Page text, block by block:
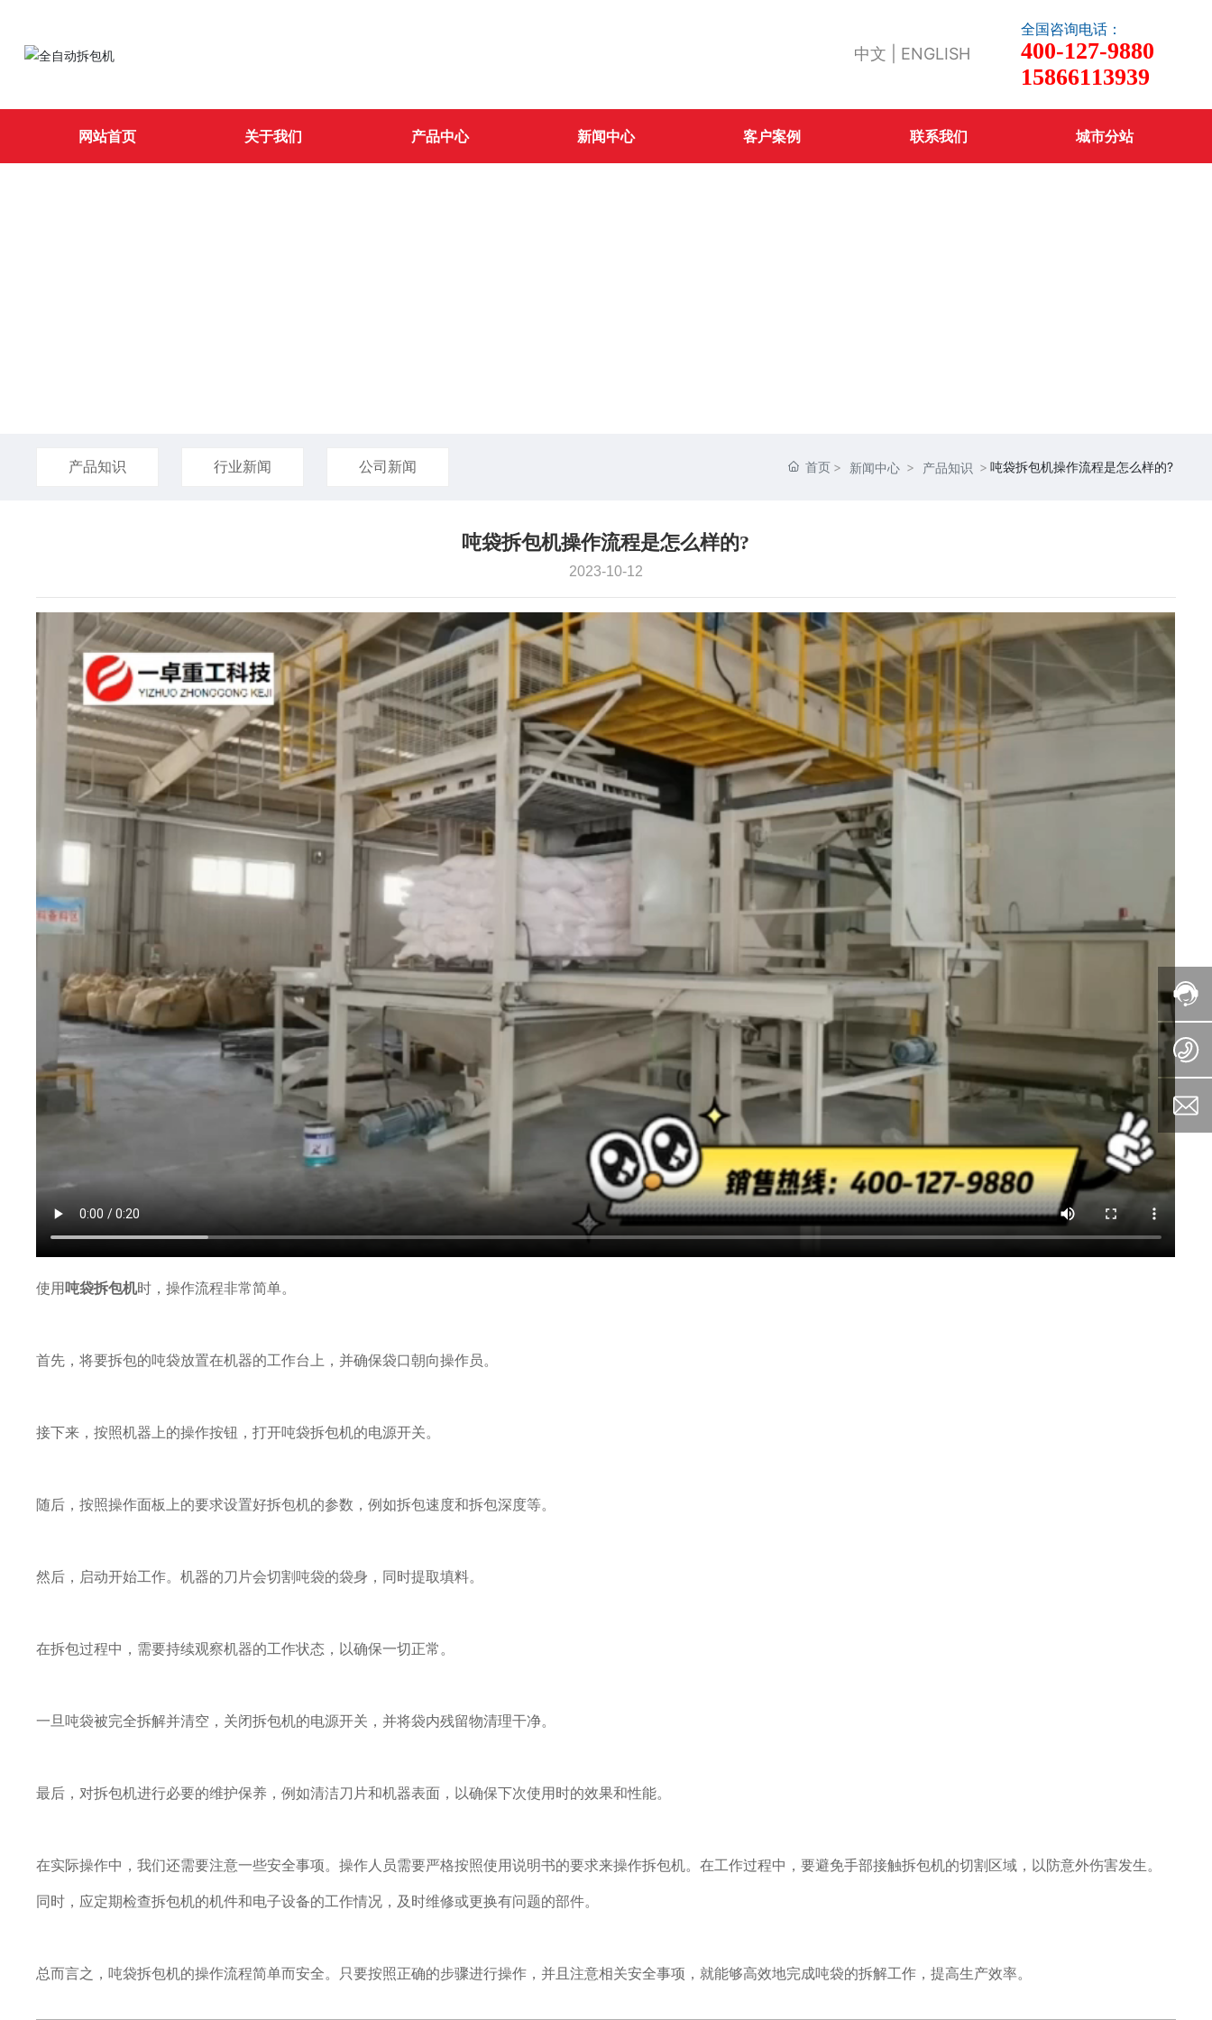
中文 ENGLISH
全国咨询电话：
400-127-9880
15866113939
网站首页 关于我们 产品中心 新闻中心 客户案例 联系我们 城市分站
产品知识 行业新闻 公司新闻 首页 新闻中心 产品知识 吨袋拆包机操作流程是怎么样的?
吨袋拆包机操作流程是怎么样的?
2023-10-12
使用 吨袋拆包机时，操作流程非常简单。
首先，将要拆包的吨袋放置在机器的工作台上，并确保袋口朝向操作员。
接下来，按照机器上的操作按钮，打开吨袋拆包机的电源开关。
随后，按照操作面板上的要求设置好拆包机的参数，例如拆包速度和拆包深度等。
然后，启动开始工作。机器的刀片会切割吨袋的袋身，同时提取填料。
在拆包过程中，需要持续观察机器的工作状态，以确保一切正常。
一旦吨袋被完全拆解并清空，关闭拆包机的电源开关，并将袋内残留物清理干净。
最后，对拆包机进行必要的维护保养，例如清洁刀片和机器表面，以确保下次使用时的效果和性能。
在实际操作中，我们还需要注意一些安全事项。操作人员需要严格按照使用说明书的要求来操作拆包机。在工作过程中，要避免手部接触拆包机的切割区域，以防意外伤害发生。
同时，应定期检查拆包机的机件和电子设备的工作情况，及时维修或更换有问题的部件。
总而言之，吨袋拆包机的操作流程简单而安全。只要按照正确的步骤进行操作，并且注意相关安全事项，就能够高效地完成吨袋的拆解工作，提高生产效率。